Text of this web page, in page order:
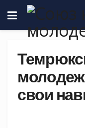
свои